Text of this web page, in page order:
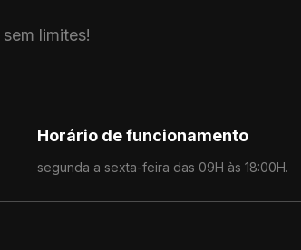
limites!
Horário de funcionamento
segunda a sexta-feira das 09H às 18:00H.